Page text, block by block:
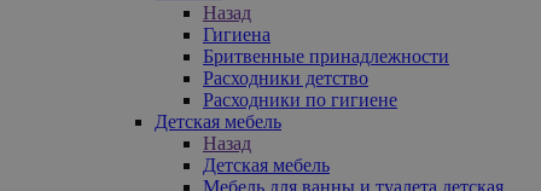
Назад
Гигиена
Бритвенные принадлежности
Расходники детство
Расходники по гигиене
Детская мебель
Назад
Детская мебель
Мебель для ванны и туалета детская